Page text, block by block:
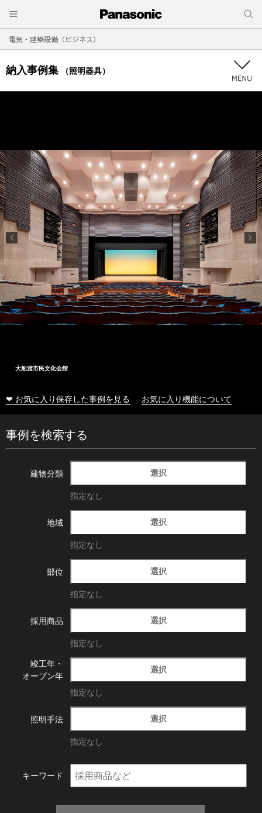
電気・建築設備（ビジネス）
納入事例集 （照明器具）
大船渡市民文化会館
❤ お気に入り保存した事例を見る お気に入り機能について
事例を検索する
建物分類 選択
指定なし
地域 選択
指定なし
部位 選択
指定なし
採用商品 選択
指定なし
竣工年・
オープン年
選択
指定なし
照明手法 選択
指定なし
キーワード